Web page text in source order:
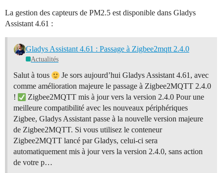
La gestion des capteurs de PM2.5 est disponible dans Gladys
Assistant 4.61 :
Gladys Assistant 4.61 : Passage à Zigbee2mqtt 2.4.0
Actualités
Salut à tous
Je sors aujourd’hui Gladys Assistant 4.61, avec
comme amélioration majeure le passage à Zigbee2MQTT 2.4.0
!
Zigbee2MQTT mis à jour vers la version 2.4.0 Pour une
meilleure compatibilité avec les nouveaux périphériques
Zigbee, Gladys Assistant passe à la nouvelle version majeure
de Zigbee2MQTT. Si vous utilisez le conteneur
Zigbee2MQTT lancé par Gladys, celui-ci sera
automatiquement mis à jour vers la version 2.4.0, sans action
de votre p…